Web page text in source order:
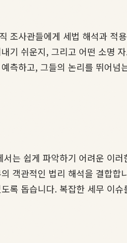
조사관들에게 세법 해석과 적
기 쉬운지, 그리고 어떤 소명
측하고, 그들의 논리를 뛰어
는 쉽게 파악하기 어려운 이
객관적인 법리 해석을 결합
록 돕습니다. 복잡한 세무 이